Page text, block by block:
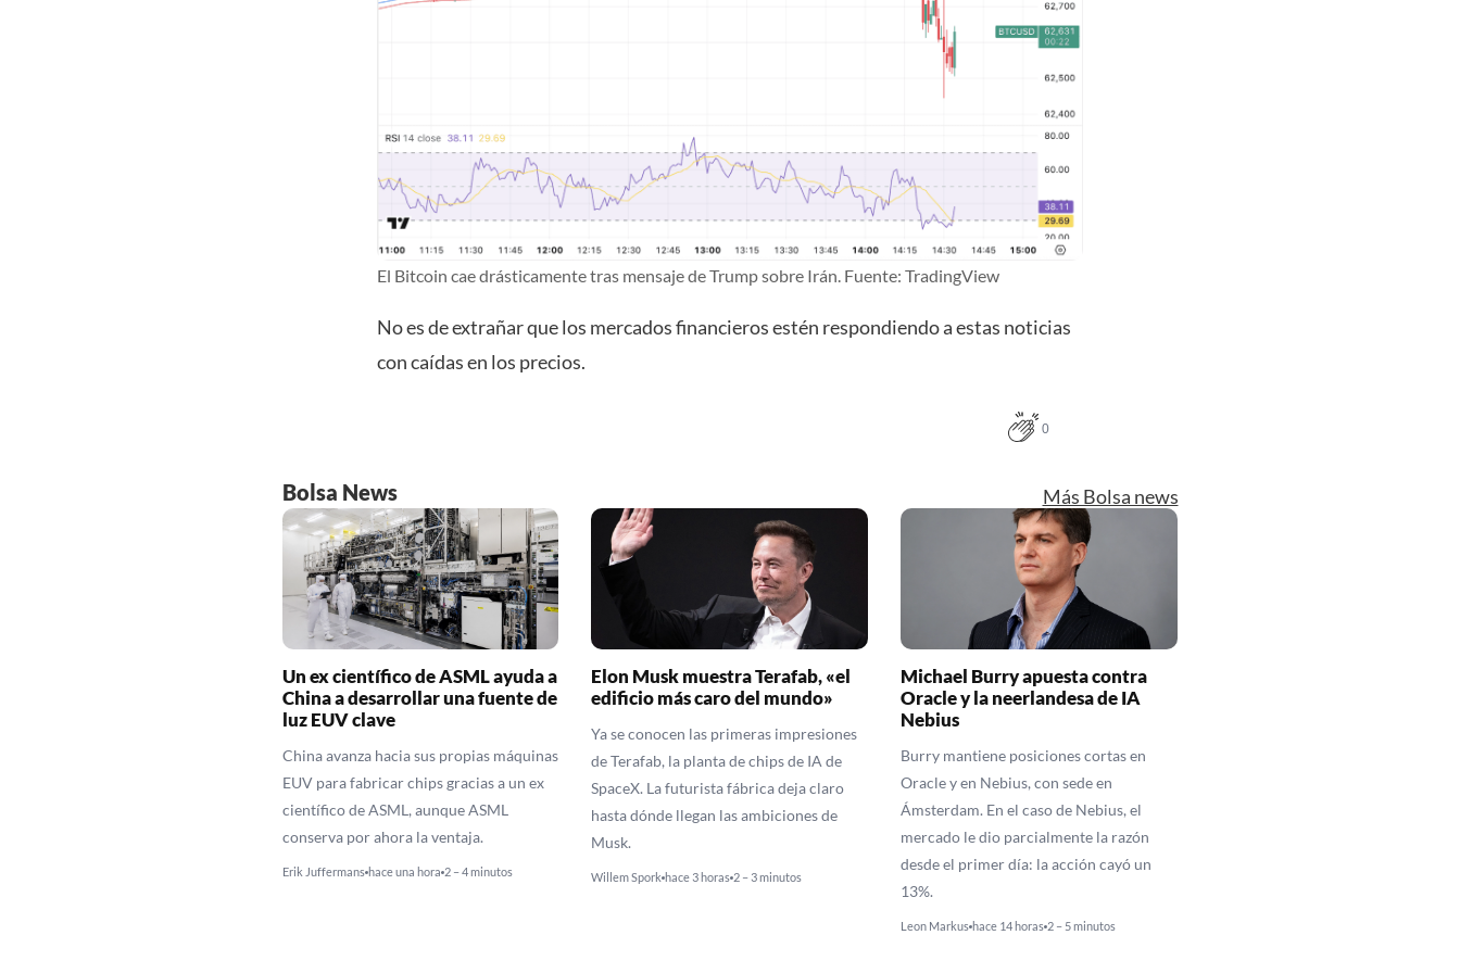
El Bitcoin cae drásticamente tras mensaje de Trump sobre Irán. Fuente: TradingView
No es de extrañar que los mercados financieros estén respondiendo a estas noticias
con caídas en los precios.
0
Bolsa News Más Bolsa news
Un ex científico de ASML ayuda a
China a desarrollar una fuente de
luz EUV clave
China avanza hacia sus propias máquinas
EUV para fabricar chips gracias a un ex
científico de ASML, aunque ASML
conserva por ahora la ventaja.
Erik Juffermans hace una hora 2 – 4 minutos
Elon Musk muestra Terafab, «el
edificio más caro del mundo»
Ya se conocen las primeras impresiones
de Terafab, la planta de chips de IA de
SpaceX. La futurista fábrica deja claro
hasta dónde llegan las ambiciones de
Musk.
Willem Spork hace 3 horas 2 – 3 minutos
Michael Burry apuesta contra
Oracle y la neerlandesa de IA
Nebius
Burry mantiene posiciones cortas en
Oracle y en Nebius, con sede en
Ámsterdam. En el caso de Nebius, el
mercado le dio parcialmente la razón
desde el primer día: la acción cayó un
13%.
Leon Markus hace 14 horas 2 – 5 minutos